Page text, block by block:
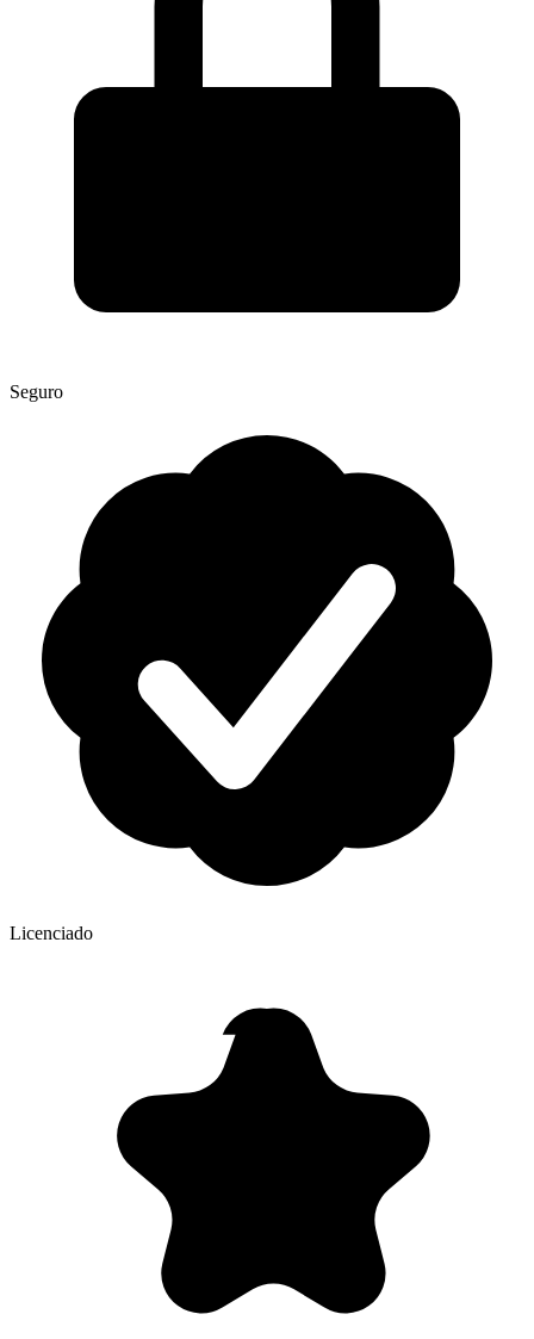
Seguro
Licenciado